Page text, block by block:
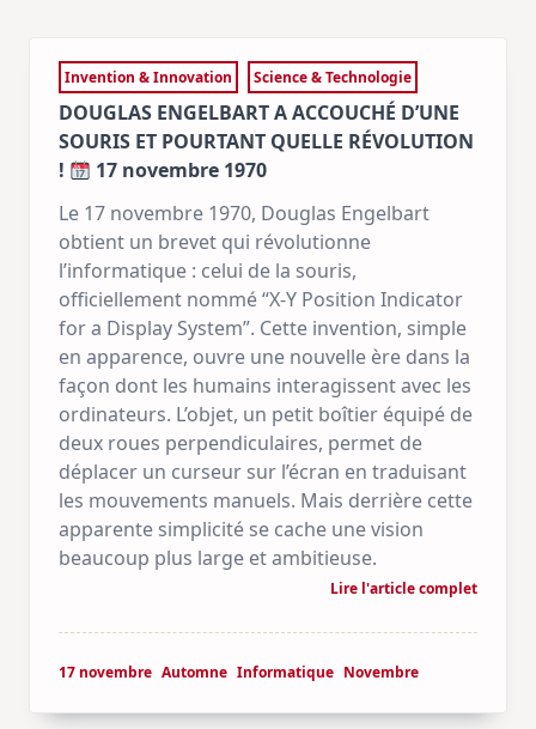
Invention & Innovation Science & Technologie
DOUGLAS ENGELBART A ACCOUCHÉ D’UNE
SOURIS ET POURTANT QUELLE RÉVOLUTION
!
17 novembre 1970
Le 17 novembre 1970, Douglas Engelbart
obtient un brevet qui révolutionne
l’informatique : celui de la souris,
officiellement nommé “X‑Y Position Indicator
for a Display System”. Cette invention, simple
en apparence, ouvre une nouvelle ère dans la
façon dont les humains interagissent avec les
ordinateurs. L’objet, un petit boîtier équipé de
deux roues perpendiculaires, permet de
déplacer un curseur sur l’écran en traduisant
les mouvements manuels. Mais derrière cette
apparente simplicité se cache une vision
beaucoup plus large et ambitieuse.
Lire l'article complet
17 novembre Automne Informatique Novembre